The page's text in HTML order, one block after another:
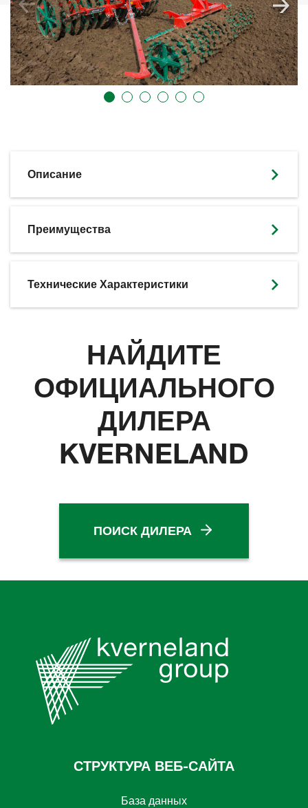
Описание
Преимущества
Технические Характеристики
НАЙДИТЕ
ОФИЦИАЛЬНОГО
ДИЛЕРА
KVERNELAND
ПОИСК ДИЛЕРА
СТРУКТУРА ВЕБ-САЙТА
База данных